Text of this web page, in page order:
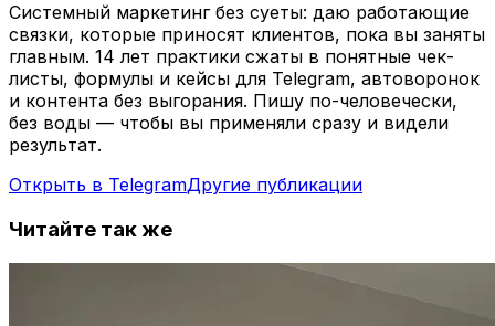
Системный маркетинг без суеты: даю работающие
связки, которые приносят клиентов, пока вы заняты
главным. 14 лет практики сжаты в понятные чек-
листы, формулы и кейсы для Telegram, автоворонок
и контента без выгорания. Пишу по-человечески,
без воды — чтобы вы применяли сразу и видели
результат.
Открыть в TelegramДругие публикации
Читайте так же